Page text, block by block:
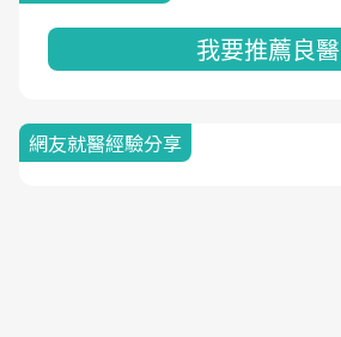
我要推薦良醫
網友就醫經驗分享